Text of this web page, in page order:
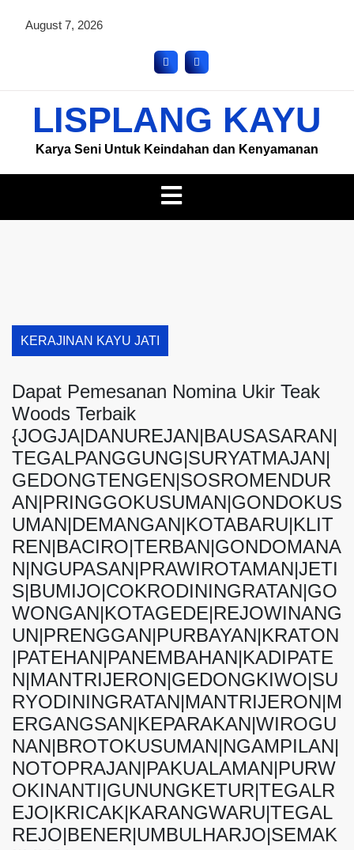
August 7, 2026
LISPLANG KAYU
Karya Seni Untuk Keindahan dan Kenyamanan
KERAJINAN KAYU JATI
Dapat Pemesanan Nomina Ukir Teak
Woods Terbaik
{JOGJA|DANUREJAN|BAUSASARAN|
TEGALPANGGUNG|SURYATMAJAN|
GEDONGTENGEN|SOSROMENDUR
AN|PRINGGOKUSUMAN|GONDOKUS
UMAN|DEMANGAN|KOTABARU|KLIT
REN|BACIRO|TERBAN|GONDOMANA
N|NGUPASAN|PRAWIROTAMAN|JETI
S|BUMIJO|COKRODININGRATAN|GO
WONGAN|KOTAGEDE|REJOWINANG
UN|PRENGGAN|PURBAYAN|KRATON
|PATEHAN|PANEMBAHAN|KADIPATE
N|MANTRIJERON|GEDONGKIWO|SU
RYODININGRATAN|MANTRIJERON|M
ERGANGSAN|KEPARAKAN|WIROGU
NAN|BROTOKUSUMAN|NGAMPILAN|
NOTOPRAJAN|PAKUALAMAN|PURW
OKINANTI|GUNUNGKETUR|TEGALR
EJO|KRICAK|KARANGWARU|TEGAL
REJO|BENER|UMBULHARJO|SEMAK